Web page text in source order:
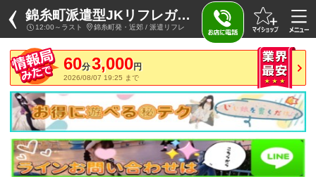
錦糸町派遣型JKリフレガチあい
12:00～ラスト 錦糸町発・近郊 / 派遣リフレ
60分3,000円
2026/08/07 19:25 まで